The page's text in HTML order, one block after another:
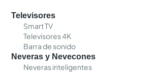
Televisores
Smart TV
Televisores 4K
Barra de sonido
Neveras y Nevecones
Neveras inteligentes